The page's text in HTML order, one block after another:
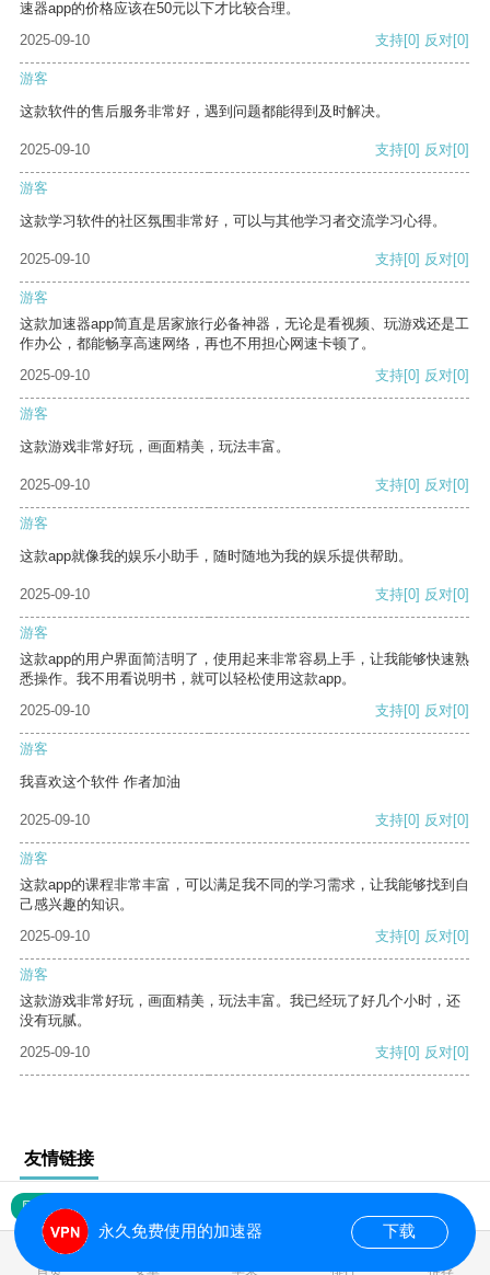
速器app的价格应该在50元以下才比较合理。
2025-09-10
支持[0] 反对[0]
游客
这款软件的售后服务非常好，遇到问题都能得到及时解决。
2025-09-10 支持[0] 反对[0]
游客
这款学习软件的社区氛围非常好，可以与其他学习者交流学习心得。
2025-09-10 支持[0] 反对[0]
游客
这款加速器app简直是居家旅行必备神器，无论是看视频、玩游戏还是工
作办公，都能畅享高速网络，再也不用担心网速卡顿了。
2025-09-10
支持[0] 反对[0]
游客
这款游戏非常好玩，画面精美，玩法丰富。
2025-09-10 支持[0] 反对[0]
游客
这款app就像我的娱乐小助手，随时随地为我的娱乐提供帮助。
2025-09-10 支持[0] 反对[0]
游客
这款app的用户界面简洁明了，使用起来非常容易上手，让我能够快速熟
悉操作。我不用看说明书，就可以轻松使用这款app。
2025-09-10
支持[0] 反对[0]
游客
我喜欢这个软件 作者加油
2025-09-10 支持[0] 反对[0]
游客
这款app的课程非常丰富，可以满足我不同的学习需求，让我能够找到自
己感兴趣的知识。
2025-09-10
支持[0] 反对[0]
游客
这款游戏非常好玩，画面精美，玩法丰富。我已经玩了好几个小时，还
没有玩腻。
2025-09-10
支持[0] 反对[0]
友情链接
网站地图
首页 安卓 苹果 排行 推荐
永久免费使用的加速器 下载
0.020675s